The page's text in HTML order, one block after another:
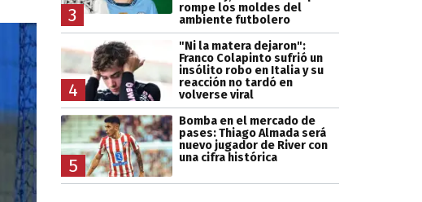
3
rompe los moldes del
ambiente futbolero
4
"Ni la matera dejaron":
Franco Colapinto sufrió un
insólito robo en Italia y su
reacción no tardó en
volverse viral
5
Bomba en el mercado de
pases: Thiago Almada será
nuevo jugador de River con
una cifra histórica